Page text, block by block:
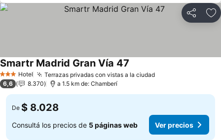
Compartir
3 Estrellas
Hotel Terrazas privadas con vistas a la ciudad
Smartr Madrid Gran Vía 47
6,6 8.370 a 1.5 km de: Chamberí
De $ 8.028
Consultá los precios de 5 páginas web Ver precios